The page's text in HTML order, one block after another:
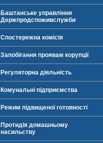
Баштанське управління
Держпродспоживслужби
Спостережна комісія
Запобігання проявам корупції
Регуляторна діяльність
Комунальні підприємства
Режим підвищеної готовності
Протидія домашньому
насильству